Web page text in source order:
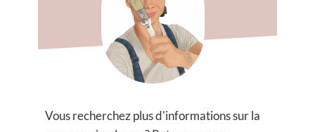
Vous recherchez plus d'informations surla